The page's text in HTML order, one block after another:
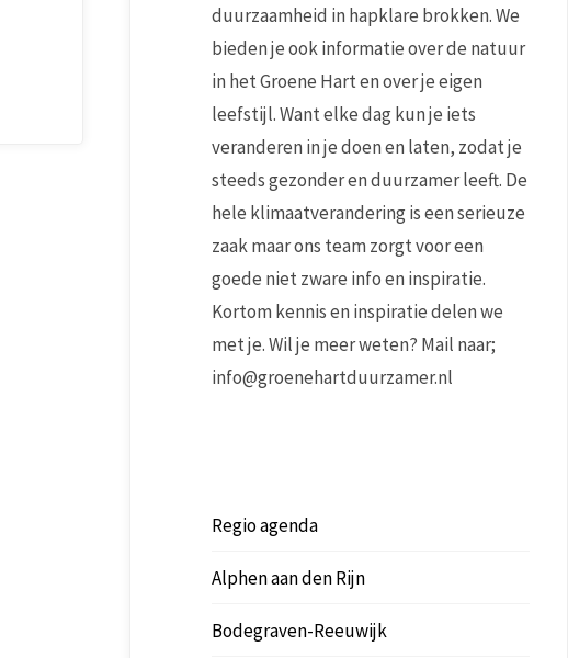
duurzaamheid in hapklare brokken. We
bieden je ook informatie over de natuur
in het Groene Hart en over je eigen
leefstijl. Want elke dag kun je iets
veranderen in je doen en laten, zodat je
steeds gezonder en duurzamer leeft. De
hele klimaatverandering is een serieuze
zaak maar ons team zorgt voor een
goede niet zware info en inspiratie.
Kortom kennis en inspiratie delen we
met je. Wil je meer weten? Mail naar;
info@groenehartduurzamer.nl
Regio agenda
Alphen aan den Rijn
Bodegraven-Reeuwijk